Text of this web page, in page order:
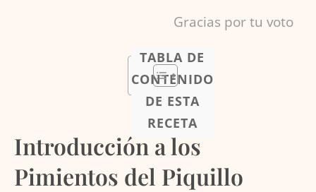
Gracias por tu voto
TABLA DE
CONTENIDO
DE ESTA
RECETA
Introducción a los
Pimientos del Piquillo